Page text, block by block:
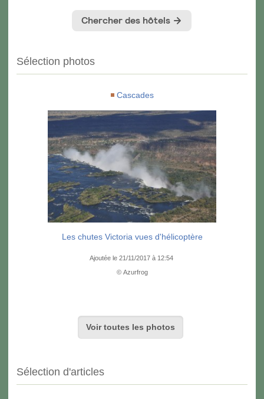
Sélection photos
Cascades
Les chutes Victoria vues d'hélicoptère
Ajoutée le 21/11/2017 à 12:54
© Azurfrog
Voir toutes les photos
Sélection d'articles